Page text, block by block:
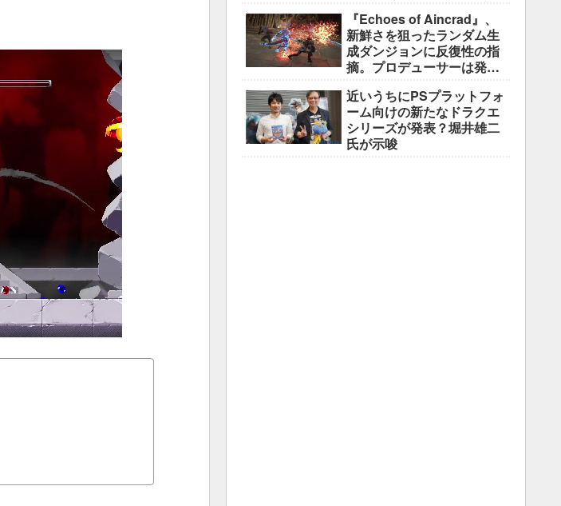
『Echoes of Aincrad』、
新鮮さを狙ったランダム生
成ダンジョンに反復性の指
摘。プロデューサーは発売
近いうちにPSプラットフォ
ーム向けの新たなドラクエ
シリーズが発表？堀井雄二
氏が示唆